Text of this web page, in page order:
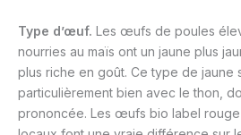
Type d’œuf. Les œufs de poules
nourries au maïs ont un jaune plus
plus riche en goût. Ce type de jaune
particulièrement bien avec le thon,
prononcée. Les œufs bio label